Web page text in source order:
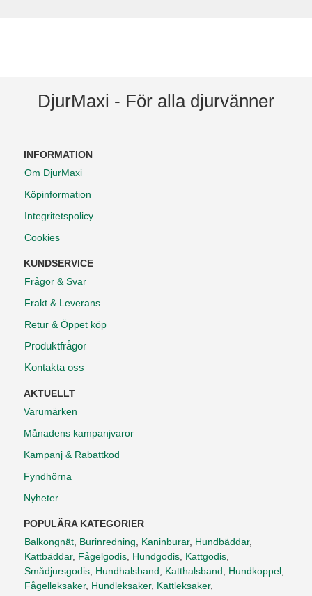
DjurMaxi - För alla djurvänner
INFORMATION
Om DjurMaxi
Köpinformation
Integritetspolicy
Cookies
KUNDSERVICE
Frågor & Svar
Frakt & Leverans
Retur & Öppet köp
Produktfrågor
Kontakta oss
AKTUELLT
Varumärken
Månadens kampanjvaror
Kampanj & Rabattkod
Fyndhörna
Nyheter
POPULÄRA KATEGORIER
Balkongnät, Burinredning, Kaninburar, Hundbäddar,
Kattbäddar, Fågelgodis, Hundgodis, Kattgodis,
Smådjursgodis, Hundhalsband, Katthalsband, Hundkoppel,
Fågelleksaker, Hundleksaker, Kattleksaker,